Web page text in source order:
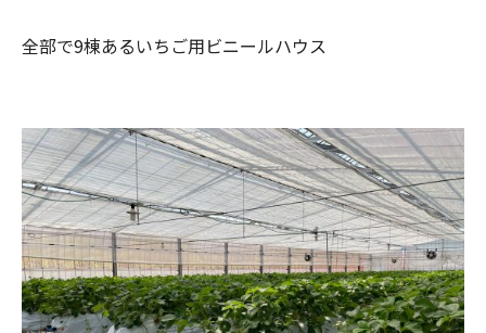
全部で9棟あるいちご用ビニールハウス